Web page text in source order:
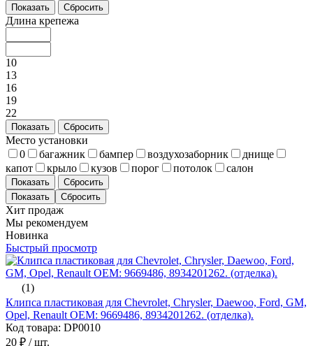
Показать Сбросить
Длина крепежа
10
13
16
19
22
Показать Сбросить
Место установки
0
багажник бампер воздухозаборник
днище
капот
крыло кузов порог потолок салон
Показать Сбросить
Хит продаж
Мы рекомендуем
Новинка
Быстрый просмотр
(1)
Клипса пластиковая для Chevrolet, Chrysler, Daewoo, Ford, GM,
Opel, Renault ОЕМ: 9669486, 8934201262. (отделка).
Код товара: DP0010
20 ₽ / шт.